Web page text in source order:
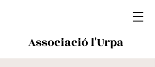
Associació l'Urpa